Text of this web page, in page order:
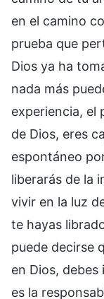
en el camino
prueba que
Dios ya ha
nada más
experiencia, el
de Dios, eres
espontáneo
liberarás de la
vivir en la luz
te hayas
puede decirse
en Dios,
es la